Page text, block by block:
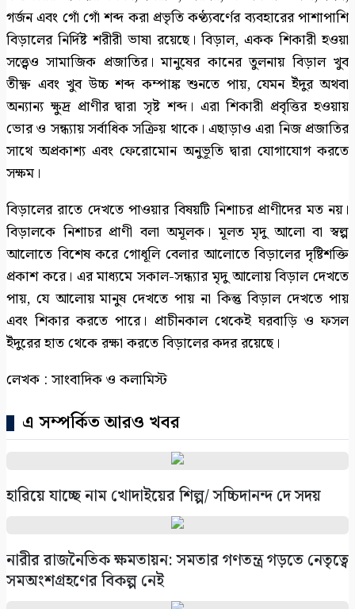
গর্জন এবং গোঁ গোঁ শব্দ করা প্রভৃতি কণ্ঠ্যবর্ণের ব্যবহারের পাশাপাশি
বিড়ালের নির্দিষ্ট শরীরী ভাষা রয়েছে। বিড়াল, একক শিকারী হওয়া
সত্ত্বেও সামাজিক প্রজাতির। মানুষের কানের তুলনায় বিড়াল খুব
তীক্ষ্ণ এবং খুব উচ্চ শব্দ কম্পাঙ্ক শুনতে পায়, যেমন ইঁদুর অথবা
অন্যান্য ক্ষুদ্র প্রাণীর দ্বারা সৃষ্ট শব্দ। এরা শিকারী প্রবৃত্তির হওয়ায়
ভোর ও সন্ধ্যায় সর্বাধিক সক্রিয় থাকে। এছাড়াও এরা নিজ প্রজাতির
সাথে অপ্রকাশ্য এবং ফেরোমোন অনুভূতি দ্বারা যোগাযোগ করতে
সক্ষম।
বিড়ালের রাতে দেখতে পাওয়ার বিষয়টি নিশাচর প্রাণীদের মত নয়।
বিড়ালকে নিশাচর প্রাণী বলা অমূলক। মূলত মৃদু আলো বা স্বল্প
আলোতে বিশেষ করে গোধূলি বেলার আলোতে বিড়ালের দৃষ্টিশক্তি
প্রকাশ করে। এর মাধ্যমে সকাল-সন্ধ্যার মৃদু আলোয় বিড়াল দেখতে
পায়, যে আলোয় মানুষ দেখতে পায় না কিন্তু বিড়াল দেখতে পায়
এবং শিকার করতে পারে। প্রাচীনকাল থেকেই ঘরবাড়ি ও ফসল
ইঁদুরের হাত থেকে রক্ষা করতে বিড়ালের কদর রয়েছে।
লেখক : সাংবাদিক ও কলামিস্ট
এ সম্পর্কিত আরও খবর
হারিয়ে যাচ্ছে নাম খোদাইয়ের শিল্প/ সচ্চিদানন্দ দে সদয়
নারীর রাজনৈতিক ক্ষমতায়ন: সমতার গণতন্ত্র গড়তে নেতৃত্বে
সমঅংশগ্রহণের বিকল্প নেই